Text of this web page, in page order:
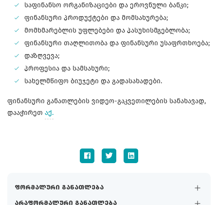
ფორმალური განათლება
არაფორმალური განათლება
საფინანსო ორგანიზაციები და ეროვნული ბანკი;
ფინანსური პროდუქტები და მომსახურება;
მომხმარებლის უფლებები და პასუხისმგებლობა;
ფინანსური თაღლითობა და ფინანსური უსაფრთხოება;
დაზღვევა;
პროფესია და სამსახური;
სახელმწიფო ბიუჯეტი და გადასახადები.
ფინანსური განათლების ვიდეო-გაკვეთილების სანახავად,
დააჭირეთ აქ.